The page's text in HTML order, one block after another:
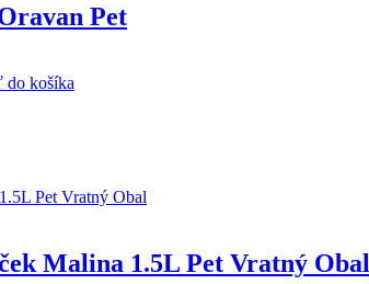
Pet
do košíka
Malina 1.5L Pet Vratný Obal